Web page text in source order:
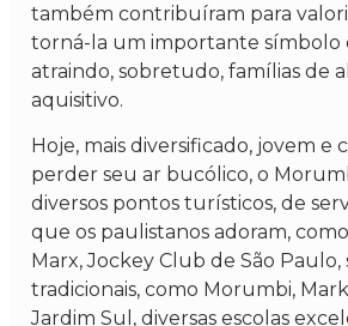
também contribuíram para
torná-la um importante símbolo
atraindo, sobretudo, famílias de
aquisitivo.
Hoje, mais diversificado, jovem e
perder seu ar bucólico, o
diversos pontos turísticos, de
que os paulistanos adoram,
Marx, Jockey Club de São
tradicionais, como Morumbi,
Jardim Sul, diversas escolas